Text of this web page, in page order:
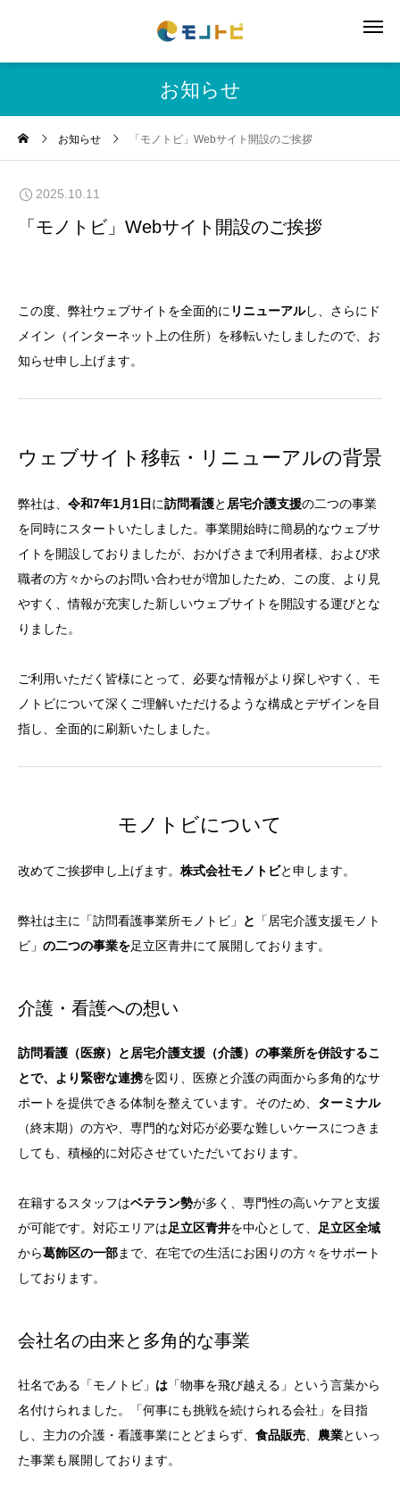
お知らせ
お知らせ 「モノトビ」Webサイト開設のご挨拶
2025.10.11
「モノトビ」Webサイト開設のご挨拶
この度、弊社ウェブサイトを全面的に リニューアルし、さらにド
メイン（インターネット上の住所）を移転いたしましたので、お
知らせ申し上げます。
ウェブサイト移転・リニューアルの背景
弊社は、 令和7年1月1日に訪問看護と 居宅介護支援の二つの事業
を同時にスタートいたしました。事業開始時に簡易的なウェブサ
イトを開設しておりましたが、おかげさまで利用者様、および求
職者の方々からのお問い合わせが増加したため、この度、より見
やすく、情報が充実した新しいウェブサイトを開設する運びとな
りました。
ご利用いただく皆様にとって、必要な情報がより探しやすく、モ
ノトビについて深くご理解いただけるような構成とデザインを目
指し、全面的に刷新いたしました。
モノトビについて
改めてご挨拶申し上げます。 株式会社モノトビと申します。
弊社は主に「訪問看護事業所モノトビ」 と
「居宅介護支援モノト
ビ」 の二つの事業を足立区青井にて展開しております。
介護・看護への想い
訪問看護（医療）と居宅介護支援（介護）の事業所を併設するこ
とで、より緊密な連携を図り、医療と介護の両面から多角的なサ
ポートを提供できる体制を整えています。そのため、 ターミナル
（終末期）の方や、専門的な対応が必要な難しいケースにつきま
しても、積極的に対応させていただいております。
在籍するスタッフはベテラン勢が多く、専門性の高いケアと支援
が可能です。対応エリアは足立区青井を中心として、
足立区全域
から葛飾区の一部まで、在宅での生活にお困りの方々をサポート
しております。
会社名の由来と多角的な事業
社名である「モノトビ」 は 「物事を飛び越える」という言葉から
名付けられました。「何事にも挑戦を続けられる会社」を目指
し、主力の介護・看護事業にとどまらず、 食品販売 農業といっ
た事業も展開しております。